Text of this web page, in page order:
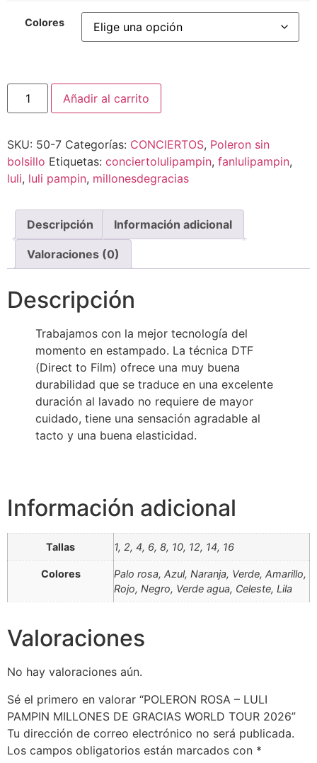
Colores
Añadir al carrito
SKU: 50-7 Categorías: CONCIERTOS, Poleron sin
bolsillo Etiquetas: conciertolulipampin, fanlulipampin,
luli, luli pampin, millonesdegracias
Descripción Información adicional
Valoraciones (0)
Descripción
Trabajamos con la mejor tecnología del
momento en estampado. La técnica DTF
(Direct to Film) ofrece una muy buena
durabilidad que se traduce en una excelente
duración al lavado no requiere de mayor
cuidado, tiene una sensación agradable al
tacto y una buena elasticidad.
Información adicional
Tallas 1, 2, 4, 6, 8, 10, 12, 14, 16
Colores
Palo rosa, Azul, Naranja, Verde, Amarillo,
Rojo, Negro, Verde agua, Celeste, Lila
Valoraciones
No hay valoraciones aún.
Sé el primero en valorar “POLERON ROSA – LULI
PAMPIN MILLONES DE GRACIAS WORLD TOUR 2026”
Tu dirección de correo electrónico no será publicada.
Los campos obligatorios están marcados con *